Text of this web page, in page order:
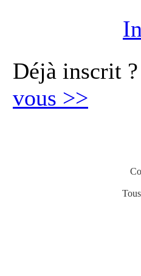
Déjà inscrit ?
vous >>